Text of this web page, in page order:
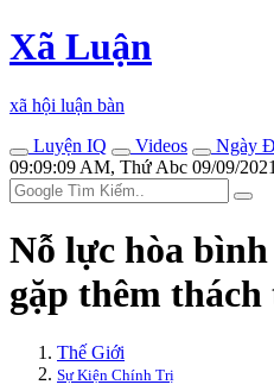
Xã Luận
xã hội luận bàn
Luyện IQ
Videos
Ngày
09:09:09 AM, Thứ Abc 09/09/2021
Nỗ lực hòa
gặp thêm
Thế Giới
Sự Kiện Chính Trị